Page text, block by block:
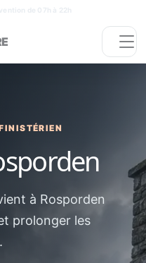
à Rosporden
prolonger les